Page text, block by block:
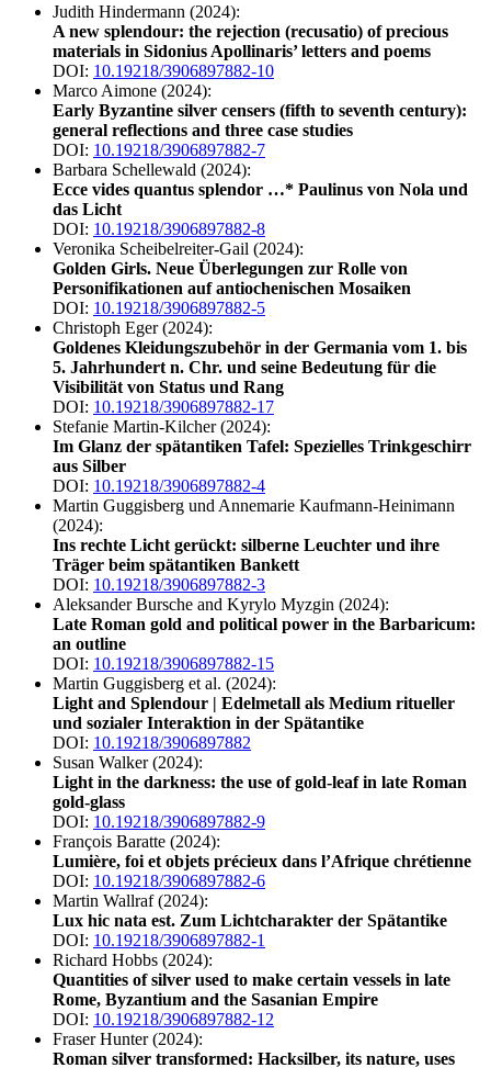
Judith Hindermann (2024):
A new splendour: the rejection (recusatio) of precious
materials in Sidonius Apollinaris’ letters and poems
DOI: 10.19218/3906897882-10
Marco Aimone (2024):
Early Byzantine silver censers (fifth to seventh century):
general reflections and three case studies
DOI: 10.19218/3906897882-7
Barbara Schellewald (2024):
Ecce vides quantus splendor …* Paulinus von Nola und
das Licht
DOI: 10.19218/3906897882-8
Veronika Scheibelreiter-Gail (2024):
Golden Girls. Neue Überlegungen zur Rolle von
Personifikationen auf antiochenischen Mosaiken
DOI: 10.19218/3906897882-5
Christoph Eger (2024):
Goldenes Kleidungszubehör in der Germania vom 1. bis
5. Jahrhundert n. Chr. und seine Bedeutung für die
Visibilität von Status und Rang
DOI: 10.19218/3906897882-17
Stefanie Martin-Kilcher (2024):
Im Glanz der spätantiken Tafel: Spezielles Trinkgeschirr
aus Silber
DOI: 10.19218/3906897882-4
Martin Guggisberg und Annemarie Kaufmann-Heinimann
(2024):
Ins rechte Licht gerückt: silberne Leuchter und ihre
Träger beim spätantiken Bankett
DOI: 10.19218/3906897882-3
Aleksander Bursche and Kyrylo Myzgin (2024):
Late Roman gold and political power in the Barbaricum:
an outline
DOI: 10.19218/3906897882-15
Martin Guggisberg et al. (2024):
Light and Splendour | Edelmetall als Medium ritueller
und sozialer Interaktion in der Spätantike
DOI: 10.19218/3906897882
Susan Walker (2024):
Light in the darkness: the use of gold-leaf in late Roman
gold-glass
DOI: 10.19218/3906897882-9
François Baratte (2024):
Lumière, foi et objets précieux dans l’Afrique chrétienne
DOI: 10.19218/3906897882-6
Martin Wallraf (2024):
Lux hic nata est. Zum Lichtcharakter der Spätantike
DOI: 10.19218/3906897882-1
Richard Hobbs (2024):
Quantities of silver used to make certain vessels in late
Rome, Byzantium and the Sasanian Empire
DOI: 10.19218/3906897882-12
Fraser Hunter (2024):
Roman silver transformed: Hacksilber, its nature, uses